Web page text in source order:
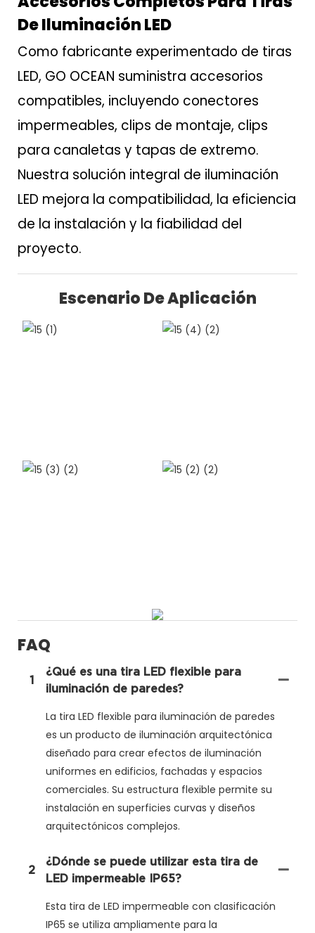
De Iluminación LED
Como fabricante experimentado de tiras
LED, GO OCEAN suministra accesorios
compatibles, incluyendo conectores
impermeables, clips de montaje, clips
para canaletas y tapas de extremo.
Nuestra solución integral de iluminación
LED mejora la compatibilidad, la eficiencia
de la instalación y la fiabilidad del
proyecto.
Escenario De Aplicación
FAQ
1
¿Qué es una tira LED flexible para
iluminación de paredes?
La tira LED flexible para iluminación de paredes
es un producto de iluminación arquitectónica
diseñado para crear efectos de iluminación
uniformes en edificios, fachadas y espacios
comerciales. Su estructura flexible permite su
instalación en superficies curvas y diseños
arquitectónicos complejos.
2
¿Dónde se puede utilizar esta tira de
LED impermeable IP65?
Esta tira de LED impermeable con clasificación
IP65 se utiliza ampliamente para la